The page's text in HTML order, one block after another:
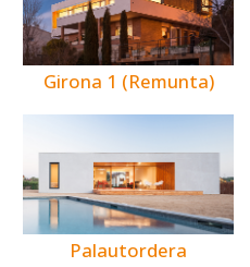
Girona 1 (Remunta)
Palautordera